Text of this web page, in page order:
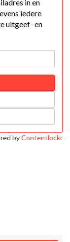
in en
iedere
uitgeef- en
byContentlockr